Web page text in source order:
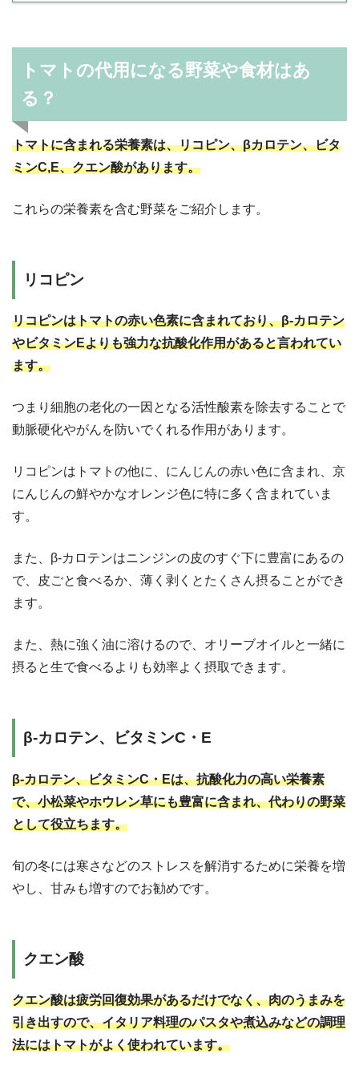
トマトの代用になる野菜や食材はあ
る？
トマトに含まれる栄養素は、リコピン、βカロテン、ビタ
ミンC,E、クエン酸があります。
これらの栄養素を含む野菜をご紹介します。
リコピン
リコピンはトマトの赤い色素に含まれており、β‐カロテン
やビタミンEよりも強力な抗酸化作用があると言われてい
ます。
つまり細胞の老化の一因となる活性酸素を除去することで
動脈硬化やがんを防いでくれる作用があります。
リコピンはトマトの他に、にんじんの赤い色に含まれ、京
にんじんの鮮やかなオレンジ色に特に多く含まれていま
す。
また、β‐カロテンはニンジンの皮のすぐ下に豊富にあるの
で、皮ごと食べるか、薄く剥くとたくさん摂ることができ
ます。
また、熱に強く油に溶けるので、オリーブオイルと一緒に
摂ると生で食べるよりも効率よく摂取できます。
β‐カロテン、ビタミンC・E
β‐カロテン、ビタミンC・Eは、抗酸化力の高い栄養素
で、小松菜やホウレン草にも豊富に含まれ、代わりの野菜
として役立ちます。
旬の冬には寒さなどのストレスを解消するために栄養を増
やし、甘みも増すのでお勧めです。
クエン酸
クエン酸は疲労回復効果があるだけでなく、肉のうまみを
引き出すので、イタリア料理のパスタや煮込みなどの調理
法にはトマトがよく使われています。